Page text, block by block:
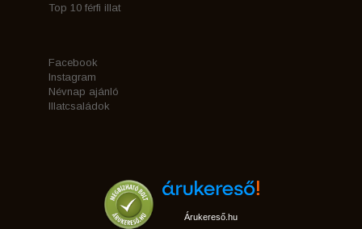
Top 10 férfi illat
Facebook
Instagram
Névnap ajánló
Illatcsaládok
Árukereső.hu